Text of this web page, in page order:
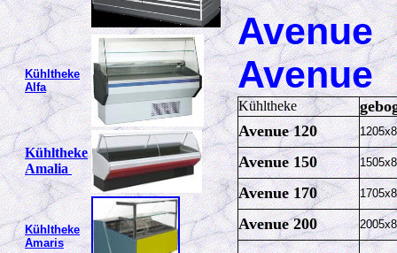
Kühltheke
Alfa
Kühltheke
Amalia
Kühltheke
Amaris
Avenue
Kühltheke
Avenue 120
Avenue 150
Avenue 170
Avenue 200